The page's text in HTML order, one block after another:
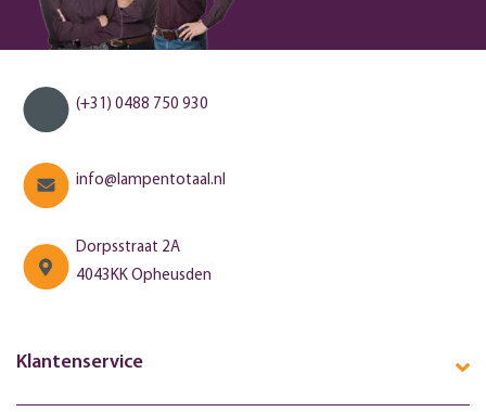
(+31) 0488 750 930
info@lampentotaal.nl
Dorpsstraat 2A
4043KK Opheusden
Klantenservice